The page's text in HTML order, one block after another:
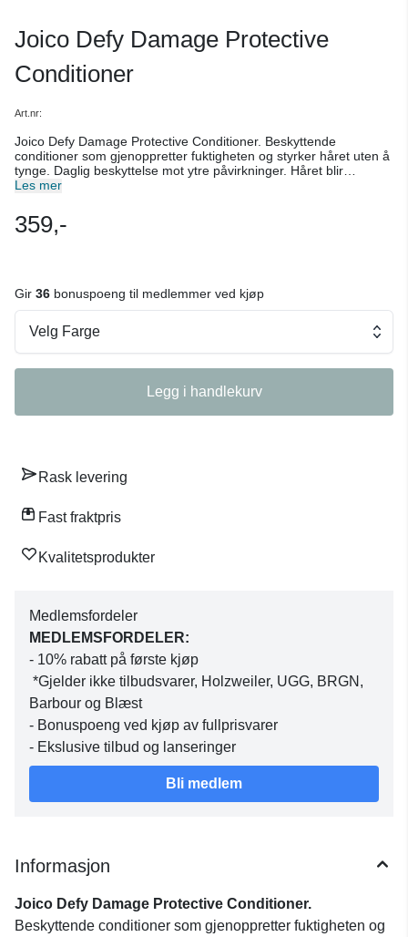
Joico Defy Damage Protective
Conditioner
Art.nr:
Joico Defy Damage Protective Conditioner. Beskyttende
conditioner som gjenoppretter fuktigheten og styrker håret uten å
tynge. Daglig beskyttelse mot ytre påvirkninger. Håret blir
umiddelbart kambart og mykt, med en fantastisk glans og
250 ml.
Les mer
359,-
Gir 36 bonuspoeng til medlemmer ved kjøp
Velg Farge
Legg i handlekurv
Rask levering
Fast fraktpris
Kvalitetsprodukter
Medlemsfordeler
MEDLEMSFORDELER:
- 10% rabatt på første kjøp
*Gjelder ikke tilbudsvarer, Holzweiler, UGG, BRGN,
Barbour og Blæst
- Bonuspoeng ved kjøp av fullprisvarer
- Ekslusive tilbud og lanseringer
Bli medlem
Informasjon
Joico Defy Damage Protective Conditioner.
Beskyttende conditioner som gjenoppretter fuktigheten og